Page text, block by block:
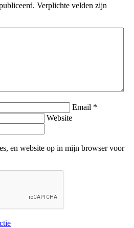
Verplichte velden zijn
Email *
Website
en website op in mijn browser voor